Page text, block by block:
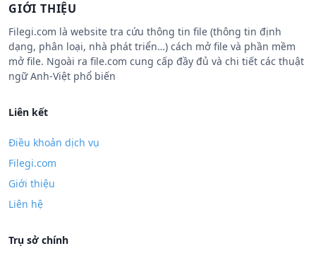
GIỚI THIỆU
Filegi.com là website tra cứu thông tin file (thông tin định
dạng, phân loại, nhà phát triển…) cách mở file và phần mềm
mở file. Ngoài ra file.com cung cấp đầy đủ và chi tiết các thuật
ngữ Anh-Việt phổ biến
Liên kết
Điều khoản dịch vụ
Filegi.com
Giới thiệu
Liên hệ
Trụ sở chính